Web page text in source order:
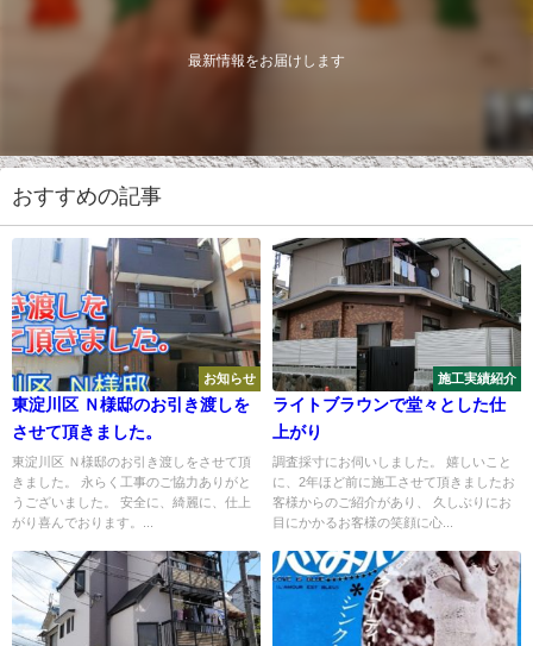
最新情報をお届けします
おすすめの記事
お知らせ
東淀川区 Ｎ様邸のお引き渡しを
させて頂きました。
東淀川区 Ｎ様邸のお引き渡しをさせて頂
きました。 永らく工事のご協力ありがと
うございました。 安全に、綺麗に、仕上
がり喜んでおります。...
施工実績紹介
ライトブラウンで堂々とした仕
上がり
調査採寸にお伺いしました。 嬉しいこと
に、2年ほど前に施工させて頂きましたお
客様からのご紹介があり、 久しぶりにお
目にかかるお客様の笑顔に心...